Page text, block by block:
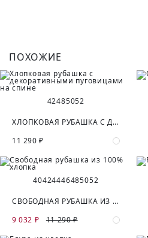
ПОХОЖИЕ
42485052
ХЛОПКОВАЯ РУБАШКА С ДЕКОРАТИВНЫМИ ПУГОВИЦАМИ НА СПИНЕ
11 290 ₽
40424446485052
СВОБОДНАЯ РУБАШКА ИЗ 100% ХЛОПКА
9 032 ₽
11 290 ₽